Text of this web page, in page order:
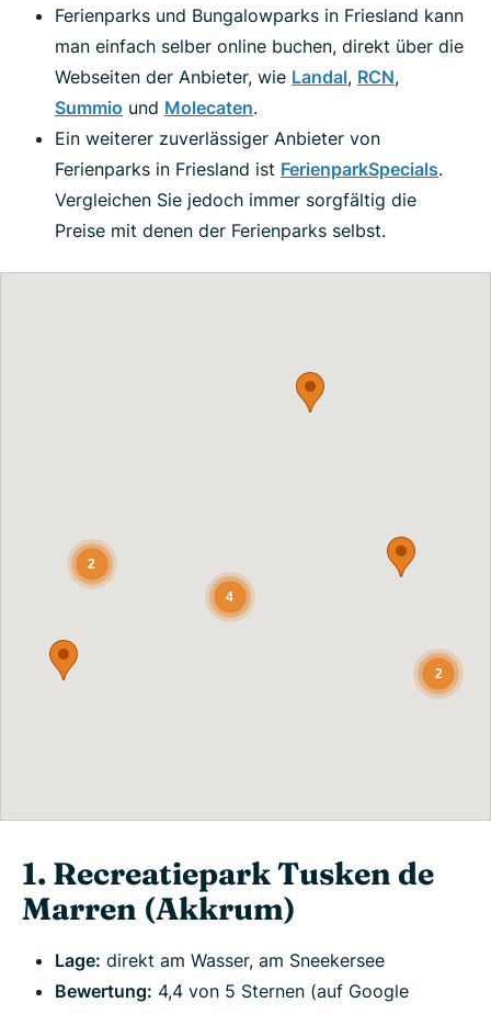
Ferienparks und Bungalowparks in Friesland kann
man einfach selber online buchen, direkt über die
Webseiten der Anbieter, wie Landal, RCN,
Summio und Molecaten.
Ein weiterer zuverlässiger Anbieter von
Ferienparks in Friesland ist FerienparkSpecials.
Vergleichen Sie jedoch immer sorgfältig die
Preise mit denen der Ferienparks selbst.
4
2
2
1. Recreatiepark Tusken de
Marren (Akkrum)
Lage: direkt am Wasser, am Sneekersee
Bewertung: 4,4 von 5 Sternen (auf Google